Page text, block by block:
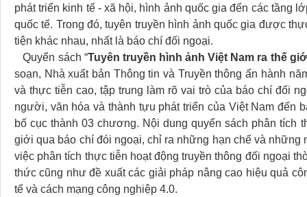
phát triển kinh tế - xã hội, hình ảnh quốc gia đến các tầng
quốc tế. Trong đó, tuyên truyền hình ảnh quốc gia được
tiện khác nhau, nhất là báo chí đối ngoại.
Quyển sách “Tuyên truyền hình ảnh Việt Nam ra thế
soạn, Nhà xuất bản Thông tin và Truyền thông ấn hành
và thực tiễn cao, tập trung làm rõ vai trò của báo chí đối
người, văn hóa và thành tựu phát triển của Việt Nam đến
bố cục thành 03 chương. Nội dung quyển sách phân tích
giới qua báo chí đói ngoại, chỉ ra những hạn chế và
việc phân tích thực tiễn hoạt động truyền thông đối ngoại
thức cũng như đề xuất các giải pháp nâng cao hiệu quả
tế và cách mạng công nghiệp 4.0.